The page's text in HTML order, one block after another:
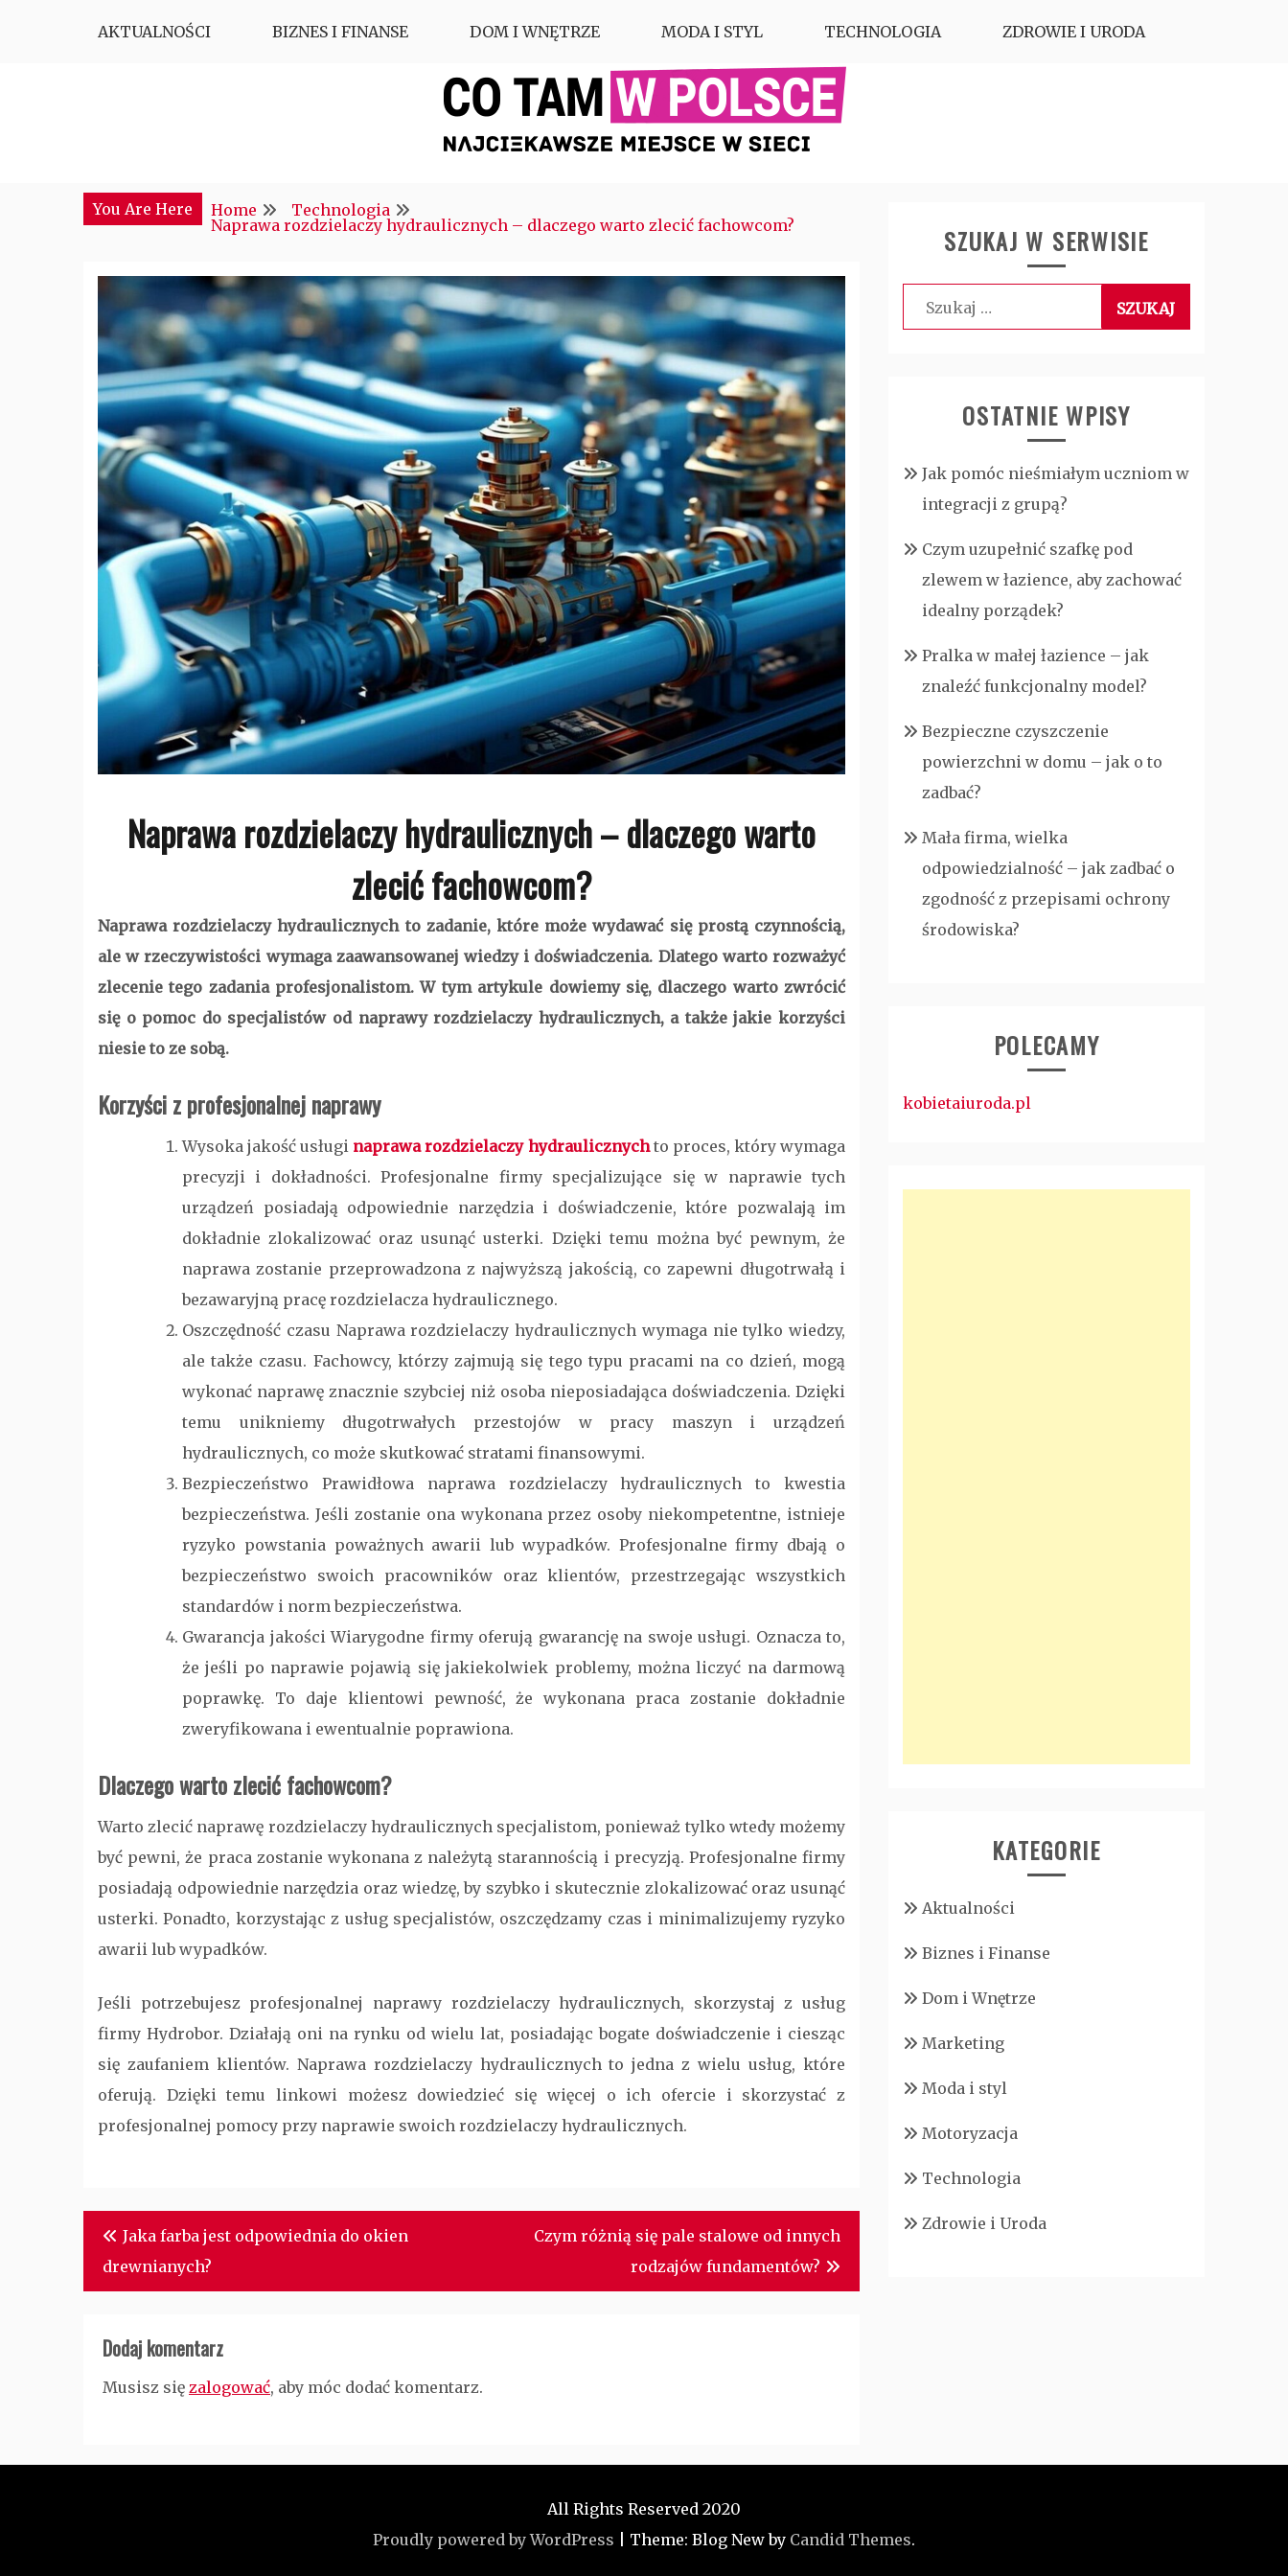
AKTUALNOŚCI BIZNES I FINANSE DOM I WNĘTRZE MODA I STYL TECHNOLOGIA ZDROWIE I URODA
CTM POLONIA
You Are Here
Home
Technologia
Naprawa rozdzielaczy hydraulicznych – dlaczego warto zlecić fachowcom?
Naprawa rozdzielaczy hydraulicznych – dlaczego warto
zlecić fachowcom?
Naprawa rozdzielaczy hydraulicznych to zadanie, które może wydawać się prostą czynnością,
ale w rzeczywistości wymaga zaawansowanej wiedzy i doświadczenia. Dlatego warto rozważyć
zlecenie tego zadania profesjonalistom. W tym artykule dowiemy się, dlaczego warto zwrócić
się o pomoc do specjalistów od naprawy rozdzielaczy hydraulicznych, a także jakie korzyści
niesie to ze sobą.
Korzyści z profesjonalnej naprawy
Wysoka jakość usługi naprawa rozdzielaczy hydraulicznychto proces, który wymaga
precyzji i dokładności. Profesjonalne firmy specjalizujące się w naprawie tych
urządzeń posiadają odpowiednie narzędzia i doświadczenie, które pozwalają im
dokładnie zlokalizować oraz usunąć usterki. Dzięki temu można być pewnym, że
naprawa zostanie przeprowadzona z najwyższą jakością, co zapewni długotrwałą i
bezawaryjną pracę rozdzielacza hydraulicznego.
Oszczędność czasu Naprawa rozdzielaczy hydraulicznych wymaga nie tylko wiedzy,
ale także czasu. Fachowcy, którzy zajmują się tego typu pracami na co dzień, mogą
wykonać naprawę znacznie szybciej niż osoba nieposiadająca doświadczenia. Dzięki
temu unikniemy długotrwałych przestojów w pracy maszyn i urządzeń
hydraulicznych, co może skutkować stratami finansowymi.
Bezpieczeństwo Prawidłowa naprawa rozdzielaczy hydraulicznych to kwestia
bezpieczeństwa. Jeśli zostanie ona wykonana przez osoby niekompetentne, istnieje
ryzyko powstania poważnych awarii lub wypadków. Profesjonalne firmy dbają o
bezpieczeństwo swoich pracowników oraz klientów, przestrzegając wszystkich
standardów i norm bezpieczeństwa.
Gwarancja jakości Wiarygodne firmy oferują gwarancję na swoje usługi. Oznacza to,
że jeśli po naprawie pojawią się jakiekolwiek problemy, można liczyć na darmową
poprawkę. To daje klientowi pewność, że wykonana praca zostanie dokładnie
zweryfikowana i ewentualnie poprawiona.
Dlaczego warto zlecić fachowcom?
Warto zlecić naprawę rozdzielaczy hydraulicznych specjalistom, ponieważ tylko wtedy możemy
być pewni, że praca zostanie wykonana z należytą starannością i precyzją. Profesjonalne firmy
posiadają odpowiednie narzędzia oraz wiedzę, by szybko i skutecznie zlokalizować oraz usunąć
usterki. Ponadto, korzystając z usług specjalistów, oszczędzamy czas i minimalizujemy ryzyko
awarii lub wypadków.
Jeśli potrzebujesz profesjonalnej naprawy rozdzielaczy hydraulicznych, skorzystaj z usług
firmy Hydrobor. Działają oni na rynku od wielu lat, posiadając bogate doświadczenie i ciesząc
się zaufaniem klientów. Naprawa rozdzielaczy hydraulicznych to jedna z wielu usług, które
oferują. Dzięki temu linkowi możesz dowiedzieć się więcej o ich ofercie i skorzystać z
profesjonalnej pomocy przy naprawie swoich rozdzielaczy hydraulicznych.
Nawigacja
wpisu
Jaka farba jest odpowiednia do okien
drewnianych?
Czym różnią się pale stalowe od innych
rodzajów fundamentów?
Dodaj komentarz
Musisz się zalogować, aby móc dodać komentarz.
SZUKAJ W SERWISIE
Szukaj:
OSTATNIE WPISY
Jak pomóc nieśmiałym uczniom w
integracji z grupą?
Czym uzupełnić szafkę pod
zlewem w łazience, aby zachować
idealny porządek?
Pralka w małej łazience – jak
znaleźć funkcjonalny model?
Bezpieczne czyszczenie
powierzchni w domu – jak o to
zadbać?
Mała firma, wielka
odpowiedzialność – jak zadbać o
zgodność z przepisami ochrony
środowiska?
POLECAMY
kobietaiuroda.pl
KATEGORIE
Aktualności
Biznes i Finanse
Dom i Wnętrze
Marketing
Moda i styl
Motoryzacja
Technologia
Zdrowie i Uroda
All Rights Reserved 2020
Proudly powered by WordPress
Theme: Blog New by Candid Themes.